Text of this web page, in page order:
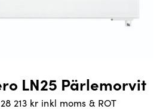
LN25 Pärlemorvit
213 kr inkl moms & ROT